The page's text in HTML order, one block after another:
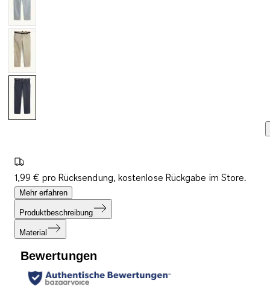
1,99 € pro Rücksendung, kostenlose Rückgabe im Store.
Mehr erfahren
Produktbeschreibung
Material
Bewertungen